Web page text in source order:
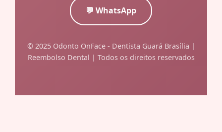
💬 WhatsApp
© 2025 Odonto OnFace - Dentista Guará Brasília |
Reembolso Dental | Todos os direitos reservados